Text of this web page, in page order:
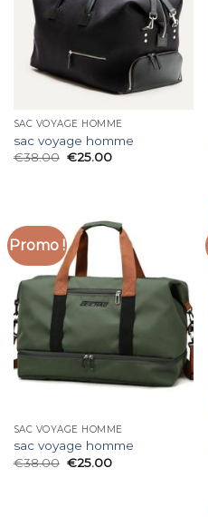
SAC VOYAGE HOMME
sac voyage homme
€38.00 €25.00
Promo !
SAC VOYAGE HOMME
sac voyage homme
€38.00 €25.00